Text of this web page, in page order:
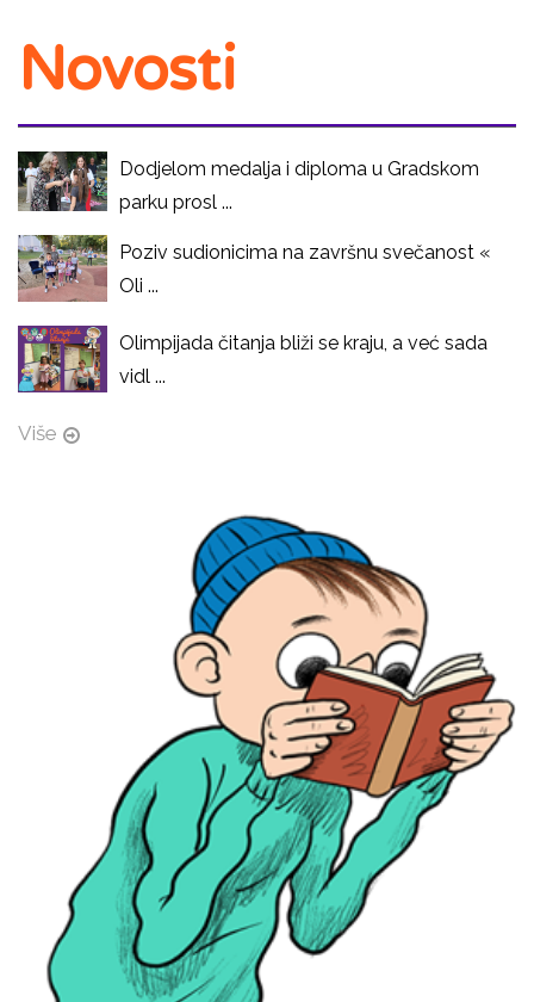
Novosti
Dodjelom medalja i diploma u Gradskom
parku prosl ...
Poziv sudionicima na završnu svečanost «
Oli ...
Olimpijada čitanja bliži se kraju, a već sada
vidl ...
Više